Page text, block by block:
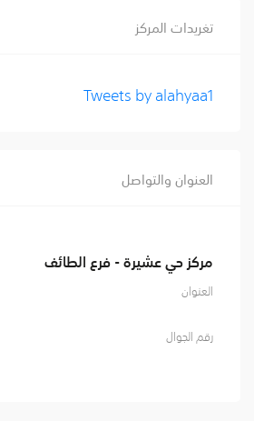
تغريدات المركز
Tweets by alahyaa1
العنوان والتواصل
مركز حي عشيرة - فرع الطائف
العنوان
رقم الجوال